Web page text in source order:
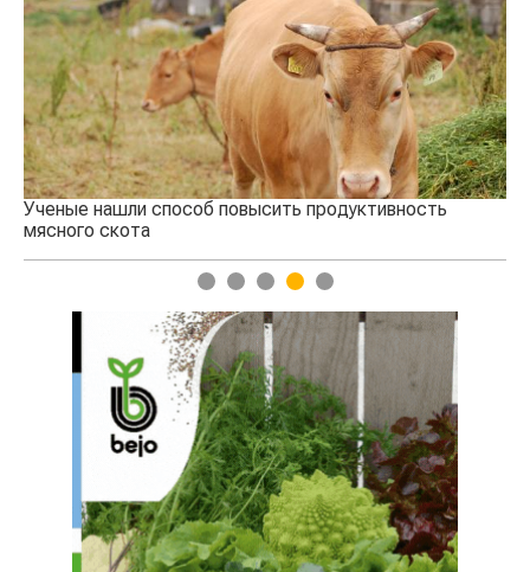
продуктивность
Кто успел, тот и съел: новые
1 2 3 4 5